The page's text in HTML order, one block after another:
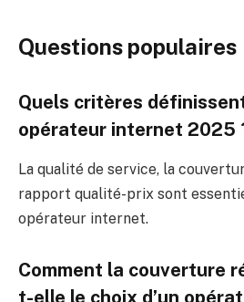
Questions populaires
Quels critères
opérateur internet 2025
La qualité de service, la
rapport qualité-prix sont
opérateur internet.
Comment la couverture
t-elle le choix d’un